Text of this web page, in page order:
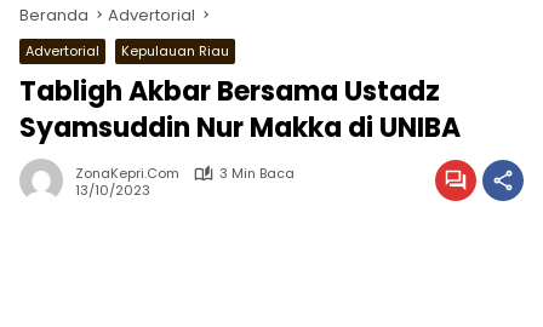
Beranda Advertorial
Advertorial Kepulauan Riau
Tabligh Akbar Bersama Ustadz
Syamsuddin Nur Makka di UNIBA
ZonaKepri.com
3 Min Baca
13/10/2023